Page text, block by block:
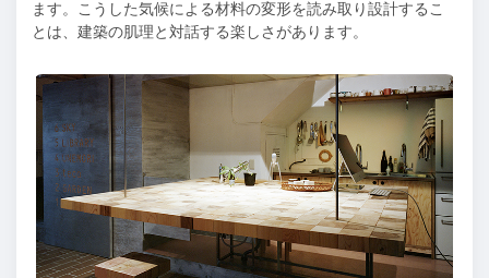
ます。こうした気候による材料の変形を読み取り設計するこ
とは、建築の肌理と対話する楽しさがあります。